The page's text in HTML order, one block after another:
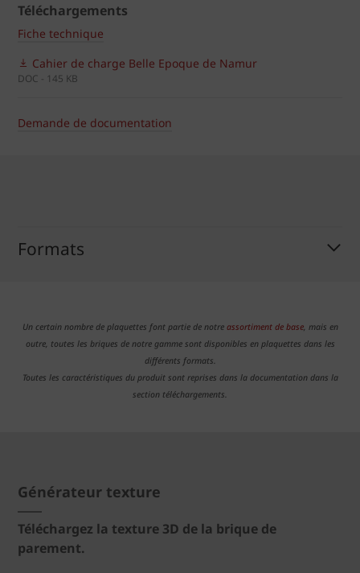
Téléchargements
Fiche technique
Cahier de charge Belle Epoque de Namur
DOC - 145 KB
Demande de documentation
Formats
Un certain nombre de plaquettes font partie de notre assortiment de base, mais en
outre, toutes les briques de notre gamme sont disponibles en plaquettes dans les
différents formats.
Toutes les caractéristiques du produit sont reprises dans la documentation dans la
section téléchargements.
Générateur texture
Téléchargez la texture 3D de la brique de
parement.